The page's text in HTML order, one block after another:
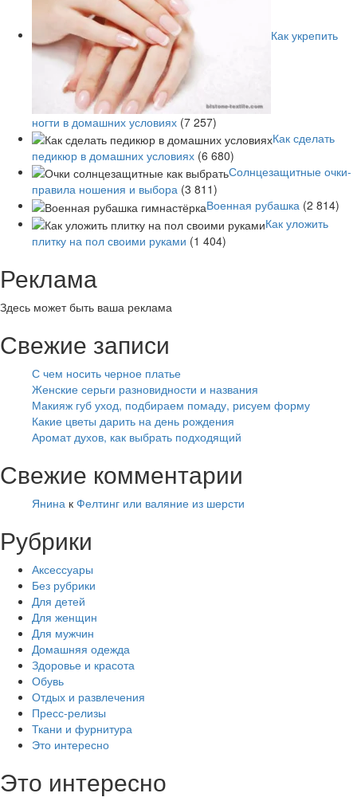
Как укрепить
ногти в домашних условиях (7 257)
Как сделать
педикюр в домашних условиях (6 680)
Солнцезащитные очки-
правила ношения и выбора (3 811)
Военная рубашка (2 814)
Как уложить
плитку на пол своими руками (1 404)
Реклама
Здесь может быть ваша реклама
Свежие записи
С чем носить черное платье
Женские серьги разновидности и названия
Макияж губ уход, подбираем помаду, рисуем форму
Какие цветы дарить на день рождения
Аромат духов, как выбрать подходящий
Свежие комментарии
Янина к Фелтинг или валяние из шерсти
Рубрики
Аксессуары
Без рубрики
Для детей
Для женщин
Для мужчин
Домашняя одежда
Здоровье и красота
Обувь
Отдых и развлечения
Пресс-релизы
Ткани и фурнитура
Это интересно
Это интересно